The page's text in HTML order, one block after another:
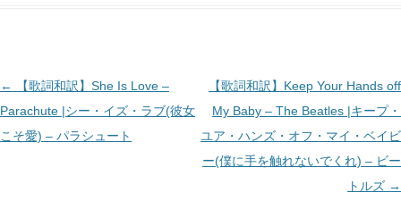
投
稿
ナ
←
【歌詞和訳】She Is Love –
Parachute |シー・イズ・ラブ(彼女
こそ愛) – パラシュート
【歌詞和訳】Keep Your Hands off
My Baby – The Beatles |キープ・
ユア・ハンズ・オフ・マイ・ベイビ
ー(僕に手を触れないでくれ) – ビー
トルズ →